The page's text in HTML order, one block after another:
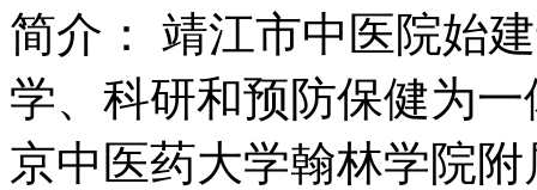
简介：
靖江市中医院始
学、科研和预防保健为
京中医药大学翰林学院附